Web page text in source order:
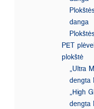
danga
PET
plokštė
„Ultra
dengta
„High
dengta